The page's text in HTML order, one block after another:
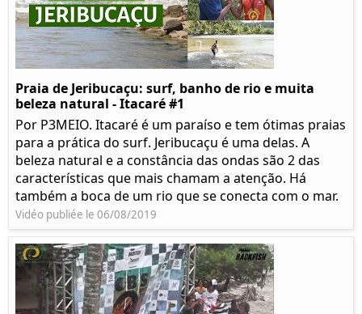
Praia de Jeribucaçu: surf, banho de rio e muita
beleza natural - Itacaré #1
Por P3MEIO. Itacaré é um paraíso e tem ótimas praias
para a prática do surf. Jeribucaçu é uma delas. A
beleza natural e a constância das ondas são 2 das
características que mais chamam a atenção. Há
também a boca de um rio que se conecta com o mar.
Vidéo publiée le 06/08/2019